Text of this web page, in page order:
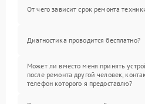
От чего зависит срок ремонта
Диагностика проводится бесплатно?
Может ли вместо меня принять
после ремонта другой человек,
телефон которого я предоставлю?